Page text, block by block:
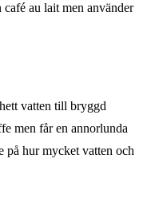
au lait men använder
vatten till bryggd
men får en annorlunda
på hur mycket vatten och